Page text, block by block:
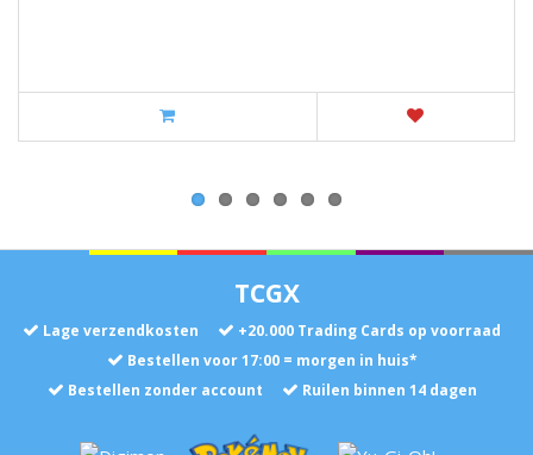
TCGX
Lage verzendkosten +20.000 Trading Cards op voorraad
Bestellen voor 17:00 = morgen in huis*
Bestellen zonder account
Ruilen binnen 14 dagen